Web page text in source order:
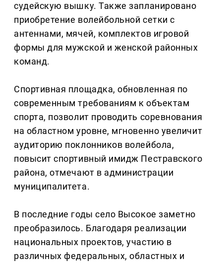
судейскую вышку. Также запланировано
приобретение волейбольной сетки с
антеннами, мячей, комплектов игровой
формы для мужской и женской районных
команд.
Спортивная площадка, обновленная по
современным требованиям к объектам
спорта, позволит проводить соревнования
на областном уровне, мгновенно увеличит
аудиторию поклонников волейбола,
повысит спортивный имидж Пестравского
района, отмечают в администрации
муниципалитета.
В последние годы село Высокое заметно
преобразилось. Благодаря реализации
национальных проектов, участию в
различных федеральных, областных и